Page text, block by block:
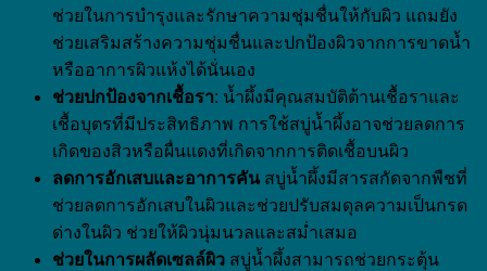
ช่วยในการบำรุงและรักษาความชุ่มชื่นให้กับผิว แถมยัง
ช่วยเสริมสร้างความชุ่มชื่นและปกป้องผิวจากการขาดน้ำ
หรืออาการผิวแห้งได้นั่นเอง
ช่วยปกป้องจากเชื้อรา: น้ำผึ้งมีคุณสมบัติต้านเชื้อราและ
เชื้อบุตรที่มีประสิทธิภาพ การใช้สบู่น้ำผึ้งอาจช่วยลดการ
เกิดของสิวหรือผื่นแดงที่เกิดจากการติดเชื้อบนผิว
ลดการอักเสบและอาการคัน สบู่น้ำผึ้งมีสารสกัดจากพืชที่
ช่วยลดการอักเสบในผิวและช่วยปรับสมดุลความเป็นกรด
ด่างในผิว ช่วยให้ผิวนุ่มนวลและสม่ำเสมอ
ช่วยในการผลัดเซลล์ผิว สบู่น้ำผึ้งสามารถช่วยกระตุ้น